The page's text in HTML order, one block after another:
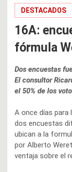
DESTACADOS
16A:
fórmula
Dos encuestas
El consultor
el 50% de los
A once días para
dos encuestas
ubican a la
por Alberto
ventaja sobre el